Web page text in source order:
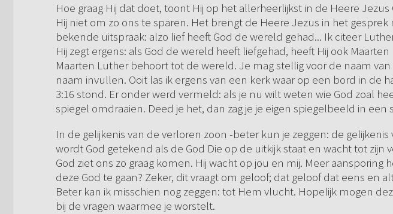
Hoe graag Hij dat doet, toont Hij op het allerheerlijkst in de Heere Jezus
Hij niet om zo ons te sparen. Het brengt de Heere Jezus in het
bekende uitspraak: alzo lief heeft God de wereld gehad... Ik citeer
Hij zegt ergens: als God de wereld heeft liefgehad, heeft Hij ook
Maarten Luther behoort tot de wereld. Je mag stellig voor de naam
naam invullen. Ooit las ik ergens van een kerk waar op een bord in de
3:16 stond. Er onder werd vermeld: als je nu wilt weten wie God zoal
spiegel omdraaien. Deed je het, dan zag je je eigen spiegelbeeld in een
In de gelijkenis van de verloren zoon -beter kun je zeggen: de
wordt God getekend als de God Die op de uitkijk staat en wacht tot zijn
God ziet ons zo graag komen. Hij wacht op jou en mij. Meer aansporing
deze God te gaan? Zeker, dit vraagt om geloof; dat geloof dat eens en
Beter kan ik misschien nog zeggen: tot Hem vlucht. Hopelijk mogen
bij de vragen waarmee je worstelt.